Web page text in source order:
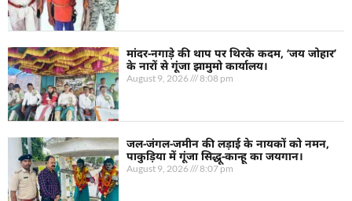
मांदर-नगाड़े की थाप पर थिरके कदम, ‘जय जोहार’
के नारों से गूंजा झामुमो कार्यालय।
August 9, 2026 8:08 pm
जल-जंगल-जमीन की लड़ाई के नायकों को नमन,
पाकुड़िया में गूंजा सिद्धू-कान्हू का जयगान।
August 9, 2026 8:07 pm